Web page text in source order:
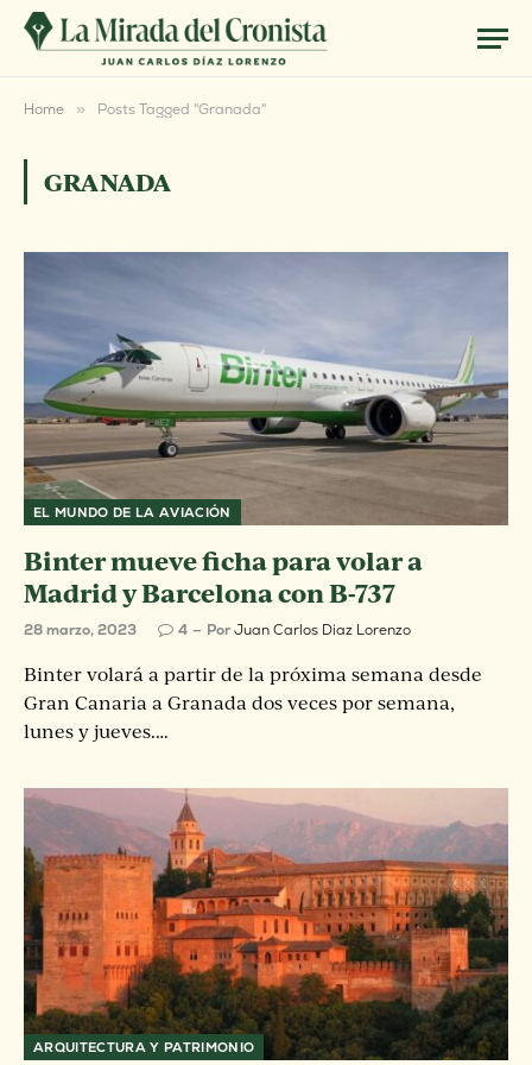
Home » Posts Tagged "Granada"
GRANADA
EL MUNDO DE LA AVIACIÓN
Binter mueve ficha para volar a
Madrid y Barcelona con B-737
28 marzo, 2023 4 PorJuan Carlos Diaz Lorenzo
Binter volará a partir de la próxima semana desde
Gran Canaria a Granada dos veces por semana,
lunes y jueves.…
ARQUITECTURA Y PATRIMONIO